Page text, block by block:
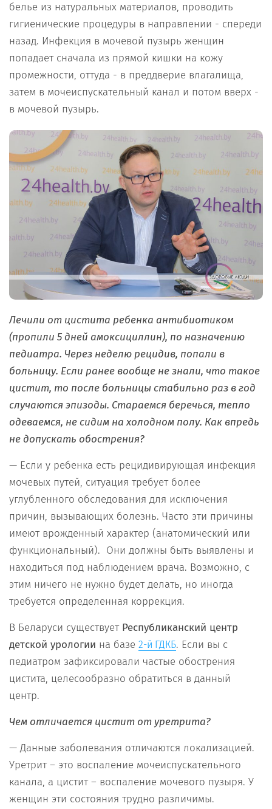
белье из натуральных материалов, проводить
гигиенические процедуры в направлении - спереди
назад. Инфекция в мочевой пузырь женщин
попадает сначала из прямой кишки на кожу
промежности, оттуда - в преддверие влагалища,
затем в мочеиспускательный канал и потом вверх -
в мочевой пузырь.
Лечили от цистита ребенка антибиотиком
(пропили 5 дней амоксициллин), по назначению
педиатра. Через неделю рецидив, попали в
больницу. Если ранее вообще не знали, что такое
цистит, то после больницы стабильно раз в год
случаются эпизоды. Стараемся беречься, тепло
одеваемся, не сидим на холодном полу. Как впредь
не допускать обострения?
— Если у ребенка есть рецидивирующая инфекция
мочевых путей, ситуация требует более
углубленного обследования для исключения
причин, вызывающих болезнь. Часто эти причины
имеют врожденный характер (анатомический или
функциональный). Они должны быть выявлены и
находиться под наблюдением врача. Возможно, с
этим ничего не нужно будет делать, но иногда
требуется определенная коррекция.
В Беларуси существует Республиканский центр
детской урологии на базе 2-й ГДКБ. Если вы с
педиатром зафиксировали частые обострения
цистита, целесообразно обратиться в данный
центр.
Чем отличается цистит от уретрита?
— Данные заболевания отличаются локализацией.
Уретрит – это воспаление мочеиспускательного
канала, а цистит – воспаление мочевого пузыря. У
женщин эти состояния трудно различимы.